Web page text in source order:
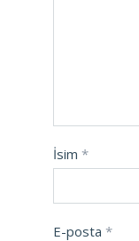
İsim *
E-posta *